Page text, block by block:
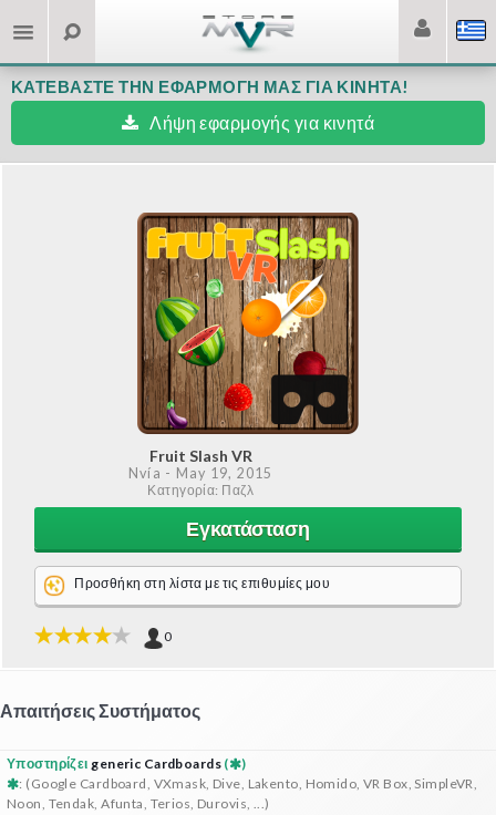
ΚΑΤΕΒΆΣΤΕ ΤΗΝ ΕΦΑΡΜΟΓΉ ΜΑΣ ΓΙΑ ΚΙΝΗΤΆ!
Λήψη εφαρμογής για κινητά
Fruit Slash VR
Nvía - May 19, 2015
Κατηγορία: Παζλ
Εγκατάσταση
Προσθήκη στη λίστα με τις επιθυμίες μου
0
Απαιτήσεις Συστήματος
Υποστηρίζειgeneric Cardboards (
)
: (Google Cardboard, VXmask, Dive, Lakento, Homido, VR Box, SimpleVR,
Noon, Tendak, Afunta, Terios, Durovis, ...)